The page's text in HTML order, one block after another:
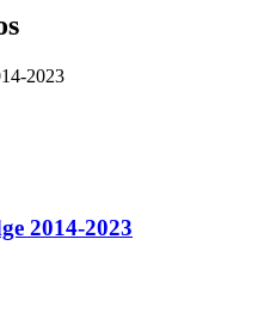
2014-2023